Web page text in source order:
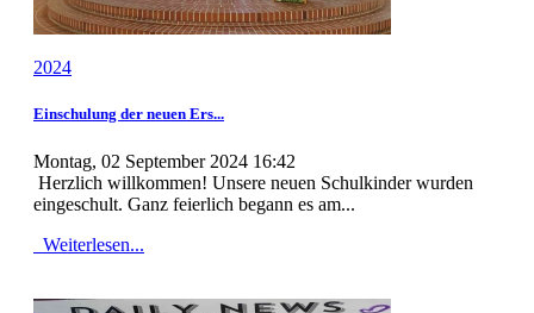
2024
Einschulung der neuen Ers...
Montag, 02 September 2024 16:42
Herzlich willkommen! Unsere neuen Schulkinder wurden
eingeschult. Ganz feierlich begann es am...
Weiterlesen...